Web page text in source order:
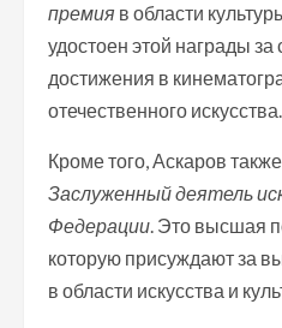
премия в области
удостоен этой награды
достижения в
отечественного искусства.
Кроме того, Аскаров
Заслуженный деятель
Федерации. Это высшая
которую присуждают за
в области искусства и